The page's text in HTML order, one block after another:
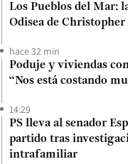
Los Pueblos del Mar:
Odisea de Christopher
hace 32 min
Poduje y viviendas
“Nos está costando
14:29
PS lleva al senador
partido tras
intrafamiliar